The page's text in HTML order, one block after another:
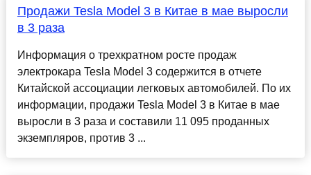
Продажи Tesla Model 3 в Китае в мае выросли
в 3 раза
Информация о трехкратном росте продаж
электрокара Tesla Model 3 содержится в отчете
Китайской ассоциации легковых автомобилей. По их
информации, продажи Tesla Model 3 в Китае в мае
выросли в 3 раза и составили 11 095 проданных
экземпляров, против 3 ...